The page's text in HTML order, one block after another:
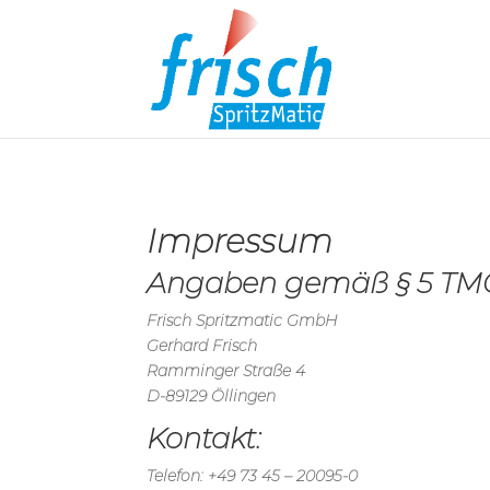
Impressum
Angaben gemäß § 5
Frisch Spritzmatic GmbH
Gerhard Frisch
Ramminger Straße 4
D-89129 Öllingen
Kontakt:
Telefon: +49 73 45 – 20095-0